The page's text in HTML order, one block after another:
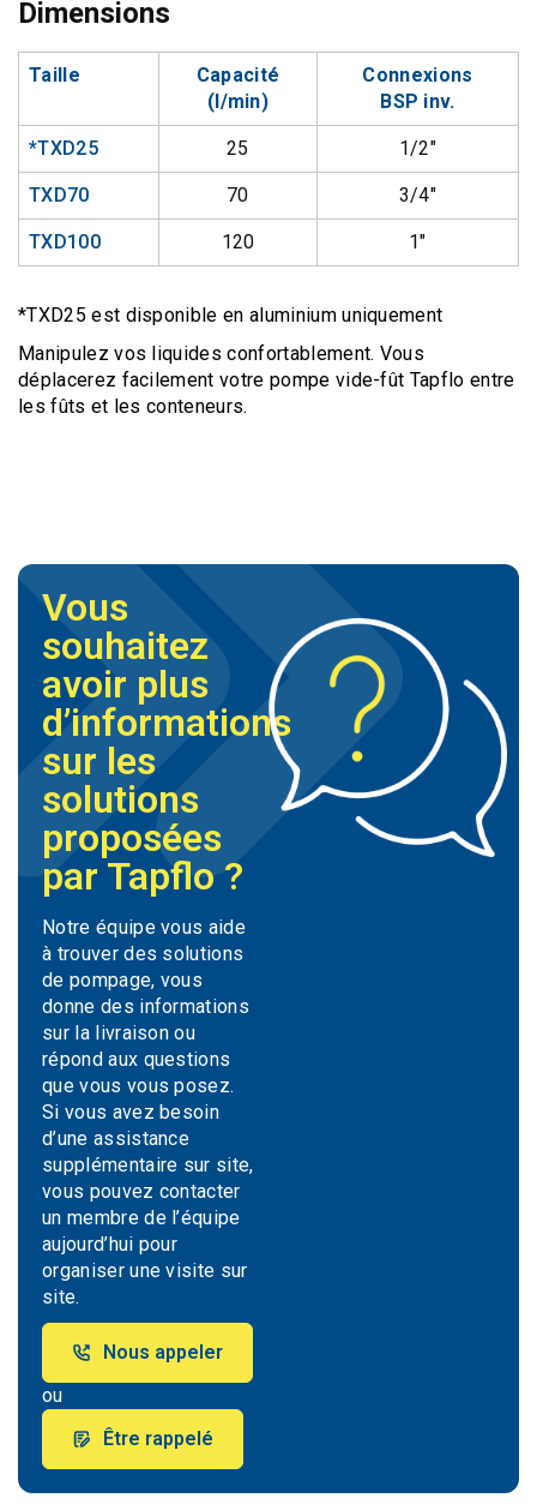
Dimensions
Taille
Capacité
(l/min)
Connexions
BSP inv.
*TXD25 25 1/2″
TXD70 70 3/4″
TXD100 120 1″
*TXD25 est disponible en aluminium uniquement
Manipulez vos liquides confortablement. Vous
déplacerez facilement votre pompe vide-fût Tapflo entre
les fûts et les conteneurs.
Vous
souhaitez
avoir plus
d’informations
sur les
solutions
proposées
par Tapflo ?
Notre équipe vous aide
à trouver des solutions
de pompage, vous
donne des informations
sur la livraison ou
répond aux questions
que vous vous posez.
Si vous avez besoin
d’une assistance
supplémentaire sur site,
vous pouvez contacter
un membre de l’équipe
aujourd’hui pour
organiser une visite sur
site.
Nous appeler
ou
Être rappelé